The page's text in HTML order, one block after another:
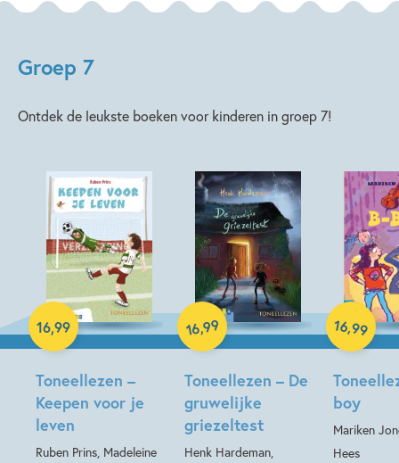
Groep 7
Ontdek de leukste boeken voor kinderen in groep 7!
Toneellezen –
Keepen voor je
leven
Ruben Prins, Madeleine
16,99
Hardcover
Toneellezen – De
gruwelijke
griezeltest
Henk Hardeman,
16,99
Hardcover
boy
Mariken
Hees
16,99
Hardcover